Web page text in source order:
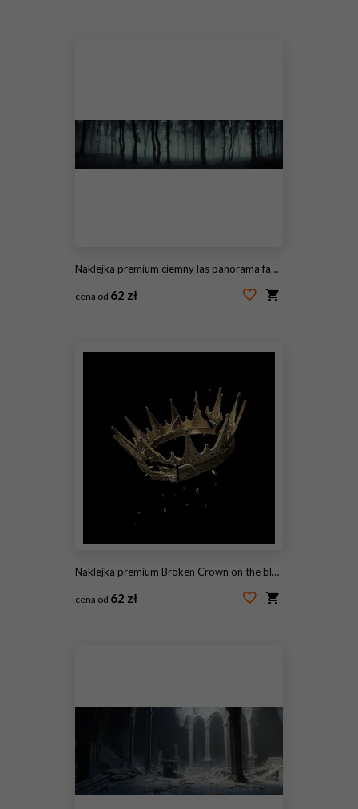
Naklejka premium ciemny las panorama fantasy krajobraz
cena od 62 zł
Naklejka premium Broken Crown on the black background
cena od 62 zł